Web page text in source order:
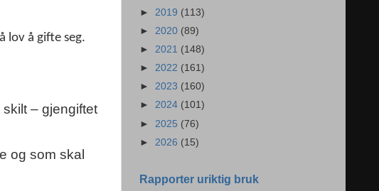
lov å gifte seg.
– gjengiftet
og som skal
► 2019 (113)
► 2020 (89)
► 2021 (148)
► 2022 (161)
► 2023 (160)
► 2024 (101)
► 2025 (76)
► 2026 (15)
Rapporter uriktig bruk